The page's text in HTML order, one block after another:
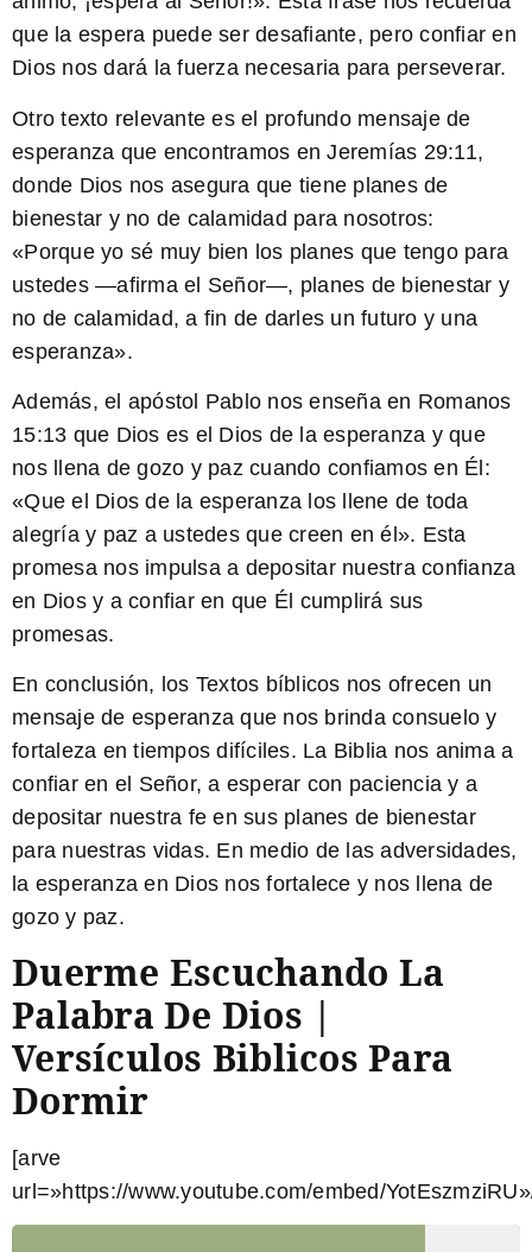
que la espera puede ser desafiante, pero confiar en
Dios nos dará la fuerza necesaria para perseverar.
Otro texto relevante es el profundo mensaje de
esperanza que encontramos en Jeremías 29:11,
donde Dios nos asegura que tiene planes de
bienestar y no de calamidad para nosotros:
«Porque yo sé muy bien los planes que tengo para
ustedes —afirma el Señor—, planes de bienestar y
no de calamidad, a fin de darles un futuro y una
esperanza».
Además, el apóstol Pablo nos enseña en Romanos
15:13 que Dios es el Dios de la esperanza y que
nos llena de gozo y paz cuando confiamos en Él:
«Que el Dios de la esperanza los llene de toda
alegría y paz a ustedes que creen en él». Esta
promesa nos impulsa a depositar nuestra confianza
en Dios y a confiar en que Él cumplirá sus
promesas.
En conclusión, los Textos bíblicos nos ofrecen un
mensaje de esperanza que nos brinda consuelo y
fortaleza en tiempos difíciles. La Biblia nos anima a
confiar en el Señor, a esperar con paciencia y a
depositar nuestra fe en sus planes de bienestar
para nuestras vidas. En medio de las adversidades,
la esperanza en Dios nos fortalece y nos llena de
gozo y paz.
Duerme Escuchando La
Palabra De Dios |
Versículos Biblicos Para
Dormir
[arve
url=»https://www.youtube.com/embed/